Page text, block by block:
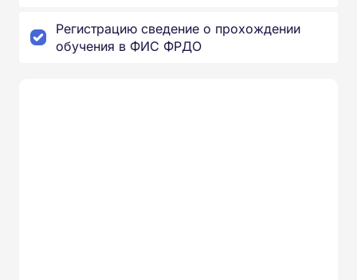
Регистрацию сведение о прохождении
обучения в ФИС ФРДО